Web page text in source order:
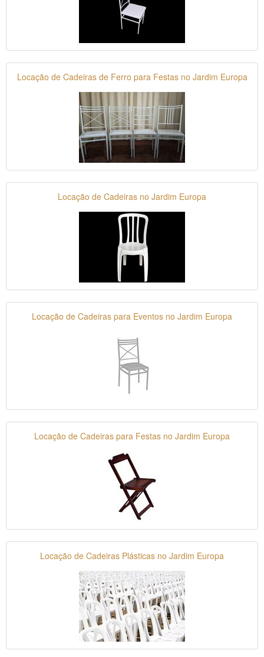
Locação de Cadeiras de Ferro para Festas no Jardim Europa
Locação de Cadeiras no Jardim Europa
Locação de Cadeiras para Eventos no Jardim Europa
Locação de Cadeiras para Festas no Jardim Europa
Locação de Cadeiras Plásticas no Jardim Europa